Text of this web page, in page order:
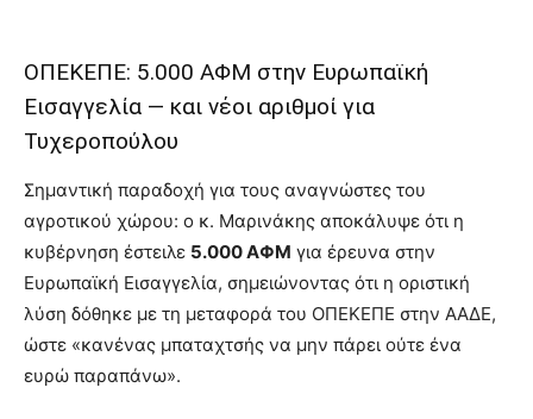
ΟΠΕΚΕΠΕ: 5.000 ΑΦΜ στην Ευρωπαϊκή
Εισαγγελία — και νέοι αριθμοί για
Τυχεροπούλου
Σημαντική παραδοχή για τους αναγνώστες του
αγροτικού χώρου: ο κ. Μαρινάκης αποκάλυψε ότι η
κυβέρνηση έστειλε 5.000 ΑΦΜ για έρευνα στην
Ευρωπαϊκή Εισαγγελία, σημειώνοντας ότι η οριστική
λύση δόθηκε με τη μεταφορά του ΟΠΕΚΕΠΕ στην ΑΑΔΕ,
ώστε «κανένας μπαταχτσής να μην πάρει ούτε ένα
ευρώ παραπάνω».